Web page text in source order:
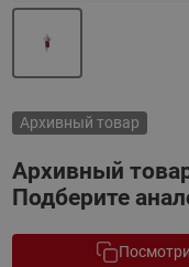
Архивный товар
Архивный
Подберите